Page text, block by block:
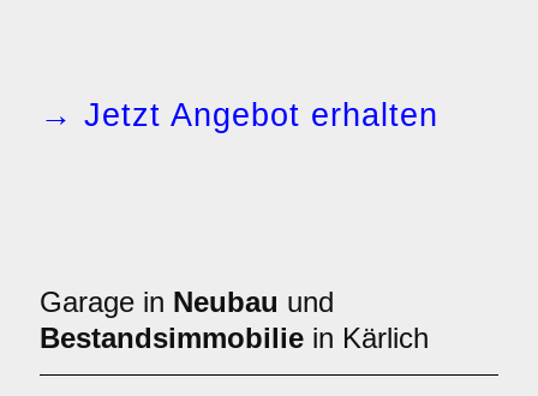
→ Jetzt Angebot erhalten
Garage in Neubau und
Bestandsimmobilie in Kärlich